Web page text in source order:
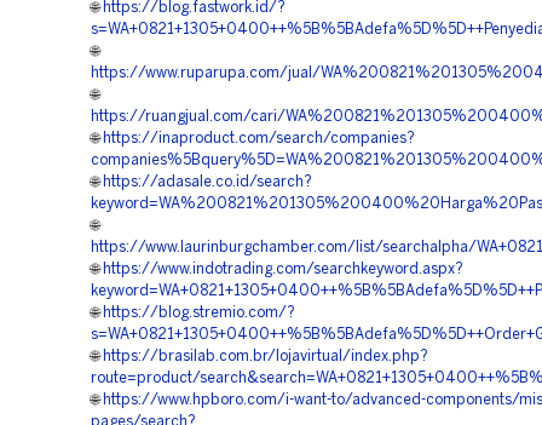
🌐 https://blog.fastwork.id/?
🌐
https://www.ruparupa.com/jual/
🌐
https://ruangjual.com/cari/
🌐 https://inaproduct.com/search/companies?
🌐 https://adasale.co.id/search?
🌐
https://www.laurinburgchamber.com/list/searchalpha/
🌐 https://www.indotrading.com/searchkeyword.aspx?
🌐 https://blog.stremio.com/?
🌐 https://brasilab.com.br/lojavirtual/index.php?
route=product/
🌐 https://www.hpboro.com/i-want-to/advanced-components/
pages/search?